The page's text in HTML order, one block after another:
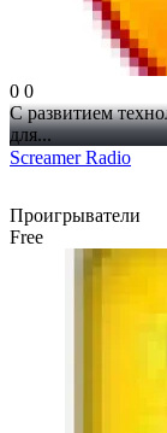
0 0
С развитием
для...
Screamer Radio
Проигрыватели
Free